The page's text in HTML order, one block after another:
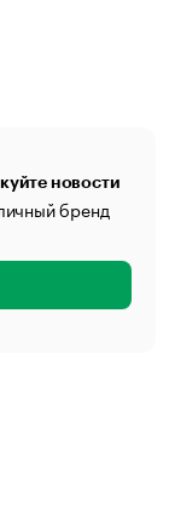
новости
бренд